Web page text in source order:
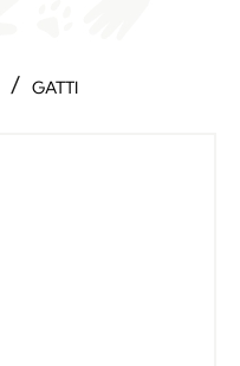
/ GATTI